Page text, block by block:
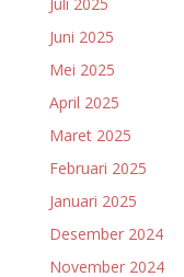
Juli 2025
Juni 2025
Mei 2025
April 2025
Maret 2025
Februari 2025
Januari 2025
Desember 2024
November 2024